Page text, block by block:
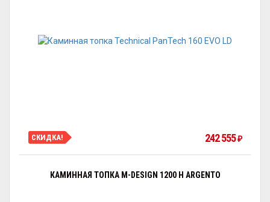
СКИДКА! 242 555 ₽
КАМИННАЯ ТОПКА M-DESIGN 1200 H ARGENTO